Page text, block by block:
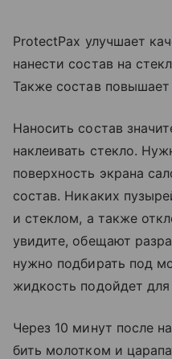
ProtectPax улучшает
нанести состав на
Также состав повышает
Наносить состав
наклеивать стекло.
поверхность экрана
состав. Никаких
и стеклом, а также
увидите, обещают
нужно подбирать под
жидкость подойдет
Через 10 минут после
бить молотком и